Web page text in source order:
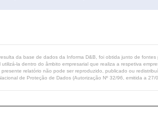
da base de dados da Informa D&B, foi obtida junto de
la dentro do âmbito empresarial que realiza a respetiva
relatório não pode ser reproduzido, publicado ou
de Proteção de Dados (Autorização Nº 32/96, emitida a 27/